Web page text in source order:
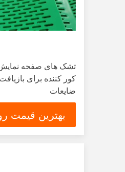
کور کننده برای
ضایعات
بهترین قیمت